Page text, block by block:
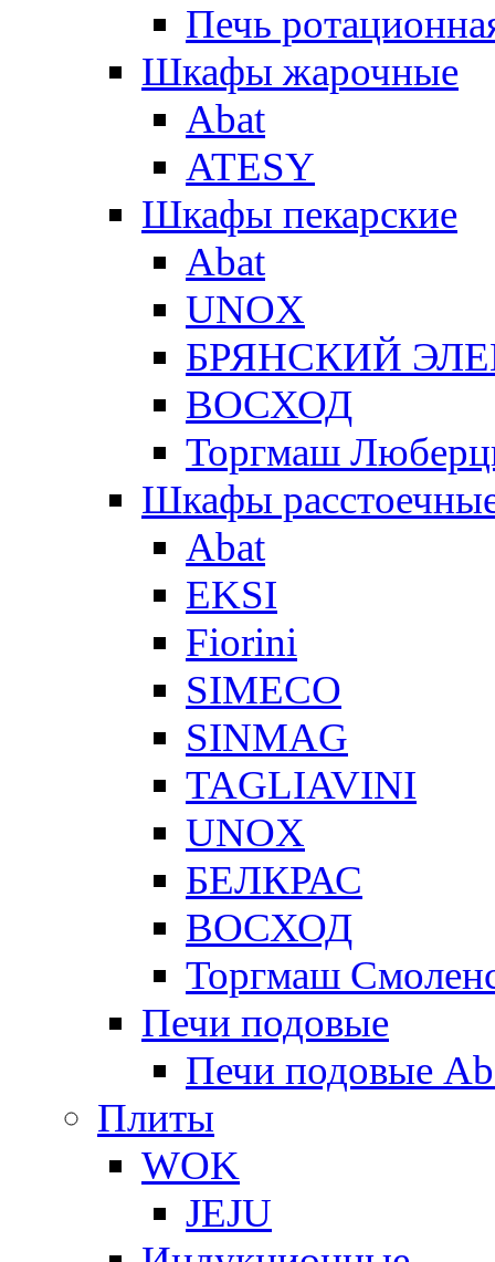
Печь
Шкафы жарочные
Abat
ATESY
Шкафы пекарские
Abat
UNOX
БРЯНСКИЙ
ВОСХОД
Торгмаш
Шкафы
Abat
EKSI
Fiorini
SIMECO
SINMAG
TAGLIAVINI
UNOX
БЕЛКРАС
ВОСХОД
Торгмаш
Печи подовые
Печи подовые
Плиты
WOK
JEJU